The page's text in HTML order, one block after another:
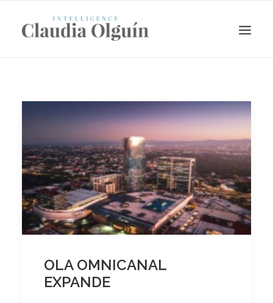
Search
OLA OMNICANAL
EXPANDE